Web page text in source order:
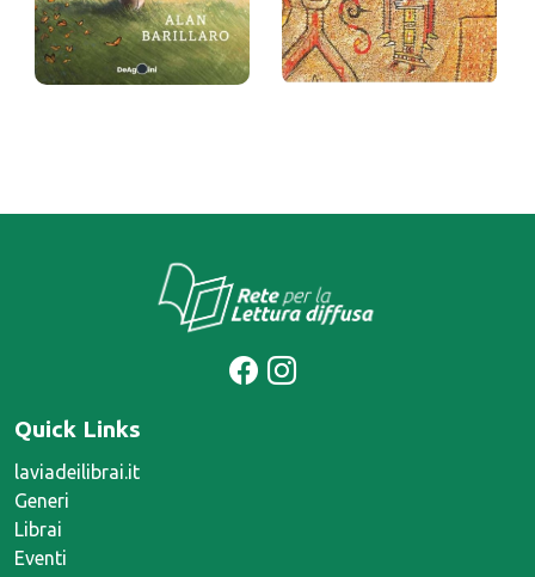
Prezzo:22,9 €
Giubayr, (intr.) Carlo
Prezzo:
Quick Links
laviadeilibrai.it
Generi
Librai
Eventi